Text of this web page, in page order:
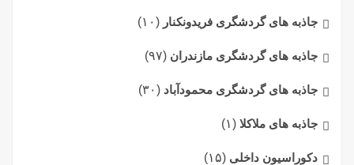
جاذبه های گردشگری فریدونکنار (۱۰)
جاذبه های گردشگری مازندران (۹۷)
جاذبه های گردشگری محمودآباد (۳۰)
جاذبه های ملاکلا (۱)
دکوراسیون داخلی (۱۵)